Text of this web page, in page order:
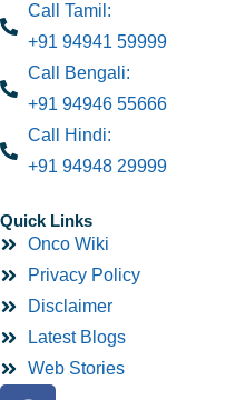
Call Tamil:
+91 94941 59999
Call Bengali:
+91 94946 55666
Call Hindi:
+91 94948 29999
Quick Links
Onco Wiki
Privacy Policy
Disclaimer
Latest Blogs
Web Stories